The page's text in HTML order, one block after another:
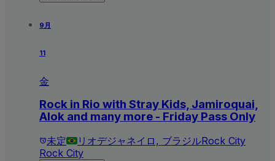
9月
11
金
Rock in Rio with Stray Kids, Jamiroquai,
Alok and many more - Friday Pass Only
未定 リオデジャネイロ, ブラジルRock City
Rock City